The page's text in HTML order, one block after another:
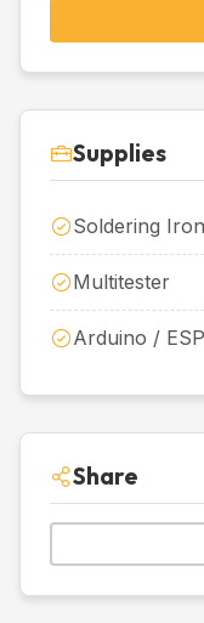
Supplies
Soldering Iron
Multitester
Arduino /
Share